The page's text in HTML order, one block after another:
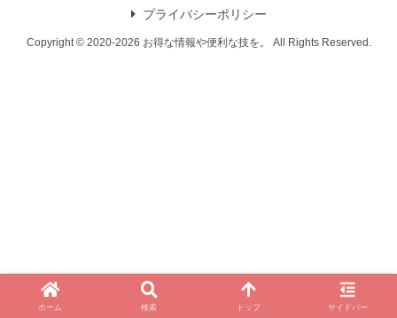
プライバシーポリシー
Copyright © 2020-2026 お得な情報や便利な技を。 All Rights Reserved.
ホーム 検索 トップ サイドバー